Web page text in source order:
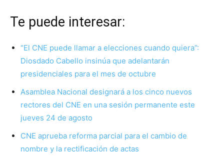
Te puede interesar:
“El CNE puede llamar a elecciones cuando quiera”:
Diosdado Cabello insinúa que adelantarán
presidenciales para el mes de octubre
Asamblea Nacional designará a los cinco nuevos
rectores del CNE en una sesión permanente este
jueves 24 de agosto
CNE aprueba reforma parcial para el cambio de
nombre y la rectificación de actas